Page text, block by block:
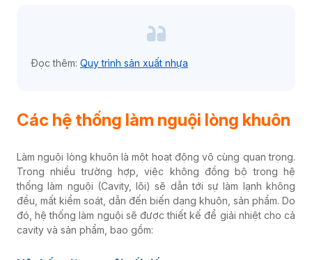
Đọc thêm: Quy trình sản xuất nhựa
Các hệ thống làm nguội lòng khuôn
Làm nguội lòng khuôn là một hoạt động vô cùng quan trọng.
Trong nhiều trường hợp, việc không đồng bộ trong hệ
thống làm nguội (Cavity, lõi) sẽ dẫn tới sự làm lạnh không
đều, mất kiểm soát, dẫn đến biến dạng khuôn, sản phẩm. Do
đó, hệ thống làm nguội sẽ được thiết kế để giải nhiệt cho cả
cavity và sản phẩm, bao gồm: